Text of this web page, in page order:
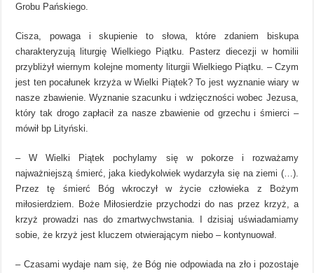
Grobu Pańskiego.
Cisza, powaga i skupienie to słowa, które zdaniem biskupa
charakteryzują liturgię Wielkiego Piątku. Pasterz diecezji w homilii
przybliżył wiernym kolejne momenty liturgii Wielkiego Piątku. – Czym
jest ten pocałunek krzyża w Wielki Piątek? To jest wyznanie wiary w
nasze zbawienie. Wyznanie szacunku i wdzięczności wobec Jezusa,
który tak drogo zapłacił za nasze zbawienie od grzechu i śmierci –
mówił bp Lityński.
– W Wielki Piątek pochylamy się w pokorze i rozważamy
najważniejszą śmierć, jaka kiedykolwiek wydarzyła się na ziemi (…).
Przez tę śmierć Bóg wkroczył w życie człowieka z Bożym
miłosierdziem. Boże Miłosierdzie przychodzi do nas przez krzyż, a
krzyż prowadzi nas do zmartwychwstania. I dzisiaj uświadamiamy
sobie, że krzyż jest kluczem otwierającym niebo – kontynuował.
– Czasami wydaje nam się, że Bóg nie odpowiada na zło i pozostaje